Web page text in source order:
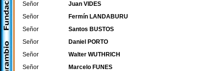
Señor
Juan VIDES
Señor
Fermín LANDABURU
Señor
Santos BUSTOS
Señor
Daniel PORTO
Señor
Walter WUTHRICH
Señor
Marcelo FUNES